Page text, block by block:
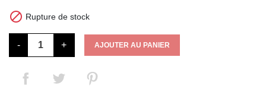
 Rupture de stock
- + AJOUTER AU PANIER